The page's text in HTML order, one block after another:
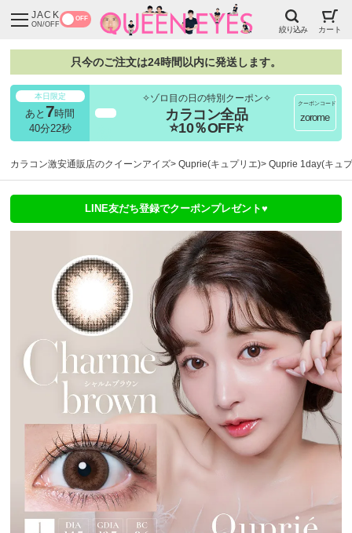
JACK
ON/OFF
OFF
絞り込み カート
只今のご注文は24時間以内に発送します。
本日限定
あと 7時間
40分22秒
✧ゾロ目の日の特別クーポン✧
カラコン全品
⭐10％OFF⭐
クーポンコード
zorome
カラコン激安通販店のクイーンアイズ Quprie(キュプリエ) Quprie 1day(キュ
LINE友だち登録でクーポンプレゼント♥